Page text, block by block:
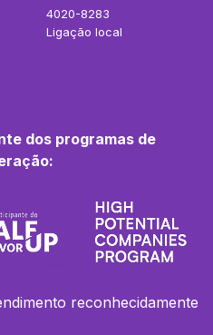
4020-8283
Ligação local
dos programas de
reconhecidamente